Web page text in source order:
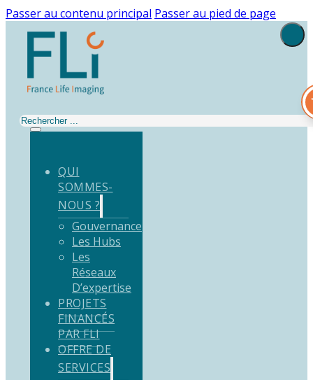
Passer au contenu principal Passer au pied de page
Rechercher
QUI
SOMMES-
NOUS ?
Gouvernance
Les Hubs
Les
Réseaux
D’expertise
PROJETS
FINANCÉS
PAR FLI
OFFRE DE
SERVICES